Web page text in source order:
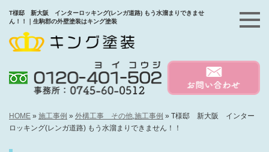
T様邸 新大阪 インターロッキング(レンガ道路) もう水溜まりできませ
ん！！｜生駒郡の外壁塗装はキング塗装
HOME » 施工事例 » 外構工事 その他 施工事例 » T様邸 新大阪 インター
ロッキング(レンガ道路) もう水溜まりできません！！